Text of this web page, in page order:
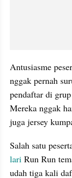
Antusiasme
nggak pernah
pendaftar di
Mereka nggak
juga jersey
Salah satu
lari Run Run
udah tiga kali